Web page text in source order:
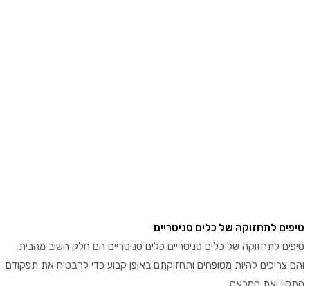
לתחזוקה של כלים סניטריים
לתחזוקה של כלים סניטריים כלים סניטריים הם חלק חשוב מהבית,
להיות מטופחים ותחזוקתם באופן קבוע כדי להבטיח את תפקודם